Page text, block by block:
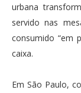
urbana
servido nas
consumido “em
caixa.
Em São Paulo,